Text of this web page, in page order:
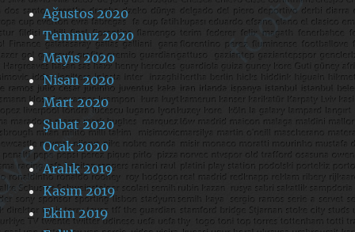
Ağustos 2020
Temmuz 2020
Mayıs 2020
Nisan 2020
Mart 2020
Şubat 2020
Ocak 2020
Aralık 2019
Kasım 2019
Ekim 2019